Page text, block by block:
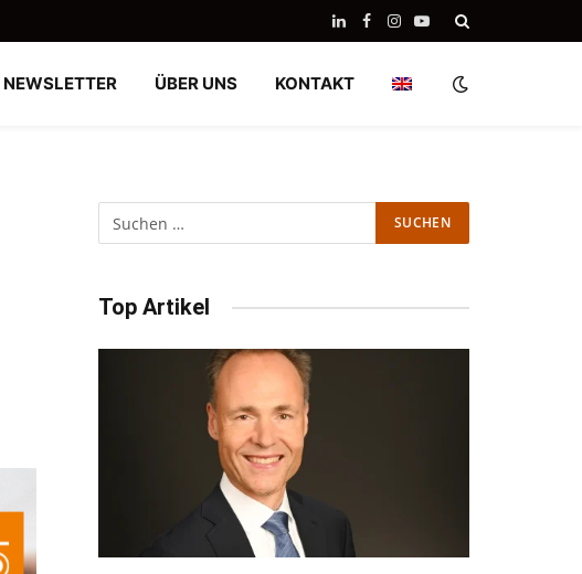
LinkedIn
Facebook
Instagram
YouTube
NEWSLETTER ÜBER UNS KONTAKT
Top Artikel